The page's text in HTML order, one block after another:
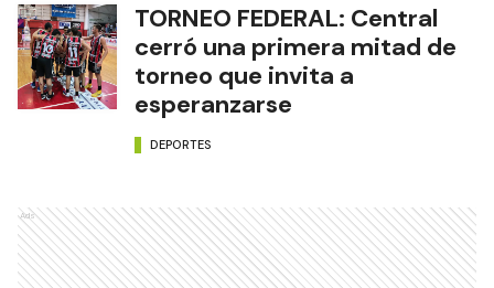
TORNEO FEDERAL: Central
cerró una primera mitad de
torneo que invita a
esperanzarse
DEPORTES
Ads